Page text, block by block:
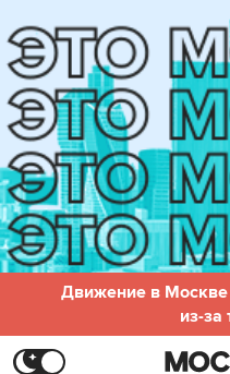
Движение в Москве
из-за